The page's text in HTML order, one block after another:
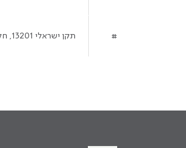
תקן ישראלי 13201, חלק 1: "תאורת דרכים", מכון התקנים הישראלי, 2020. #